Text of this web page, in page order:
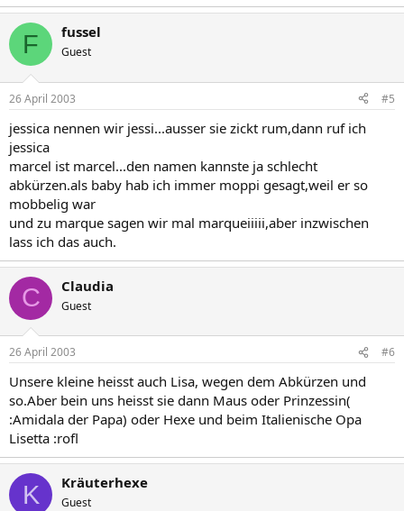
F fussel
Guest
26 April 2003 #5
jessica nennen wir jessi...ausser sie zickt rum,dann ruf ich
jessica
marcel ist marcel...den namen kannste ja schlecht
abkürzen.als baby hab ich immer moppi gesagt,weil er so
mobbelig war
und zu marque sagen wir mal marqueiiiii,aber inzwischen
lass ich das auch.
C Claudia
Guest
26 April 2003 #6
Unsere kleine heisst auch Lisa, wegen dem Abkürzen und
so.Aber bein uns heisst sie dann Maus oder Prinzessin(
:Amidala der Papa) oder Hexe und beim Italienische Opa
Lisetta :rofl
K Kräuterhexe
Guest